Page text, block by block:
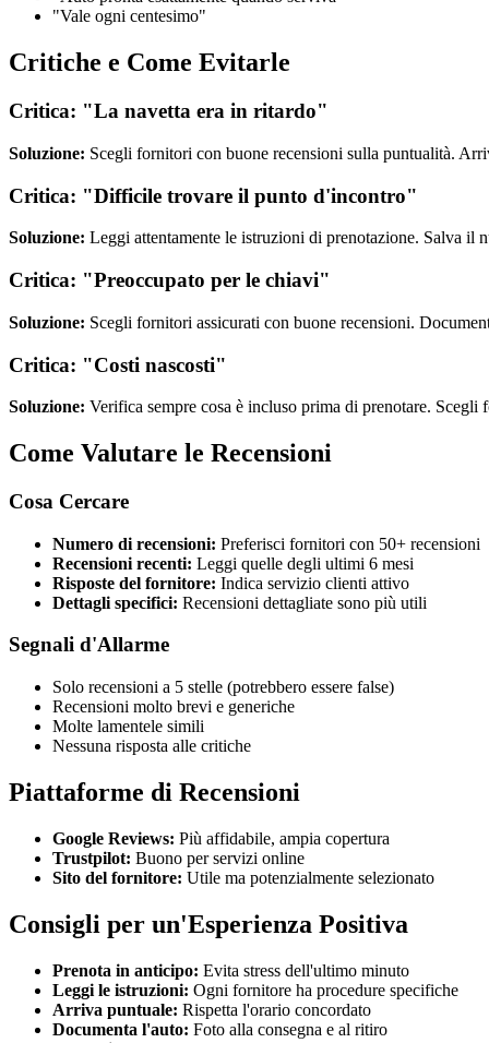
"Vale ogni centesimo"
Critiche e Come Evitarle
Critica: "La navetta era in ritardo"
Soluzione: Scegli fornitori con buone recensioni sulla puntualità.
Critica: "Difficile trovare il punto d'incontro"
Soluzione: Leggi attentamente le istruzioni di prenotazione. Salva il
Critica: "Preoccupato per le chiavi"
Soluzione: Scegli fornitori assicurati con buone recensioni.
Critica: "Costi nascosti"
Soluzione: Verifica sempre cosa è incluso prima di prenotare. Scegli
Come Valutare le Recensioni
Cosa Cercare
Numero di recensioni: Preferisci fornitori con 50+ recensioni
Recensioni recenti: Leggi quelle degli ultimi 6 mesi
Risposte del fornitore: Indica servizio clienti attivo
Dettagli specifici: Recensioni dettagliate sono più utili
Segnali d'Allarme
Solo recensioni a 5 stelle (potrebbero essere false)
Recensioni molto brevi e generiche
Molte lamentele simili
Nessuna risposta alle critiche
Piattaforme di Recensioni
Google Reviews: Più affidabile, ampia copertura
Trustpilot: Buono per servizi online
Sito del fornitore: Utile ma potenzialmente selezionato
Consigli per un'Esperienza Positiva
Prenota in anticipo: Evita stress dell'ultimo minuto
Leggi le istruzioni: Ogni fornitore ha procedure specifiche
Arriva puntuale: Rispetta l'orario concordato
Documenta l'auto: Foto alla consegna e al ritiro